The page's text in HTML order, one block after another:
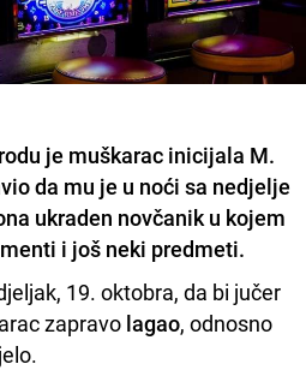
je muškarac inicijala M.
da mu je u noći sa nedjelje
ukraden novčanik u kojem
i još neki predmeti.
19. oktobra, da bi jučer
zapravo lagao, odnosno